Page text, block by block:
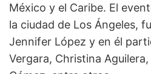
México y el Caribe. El
la ciudad de Los Ángeles,
Jennifer López y en él
Vergara, Christina